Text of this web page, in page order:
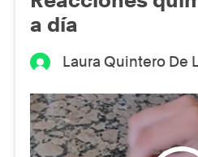
a día
Laura Quintero De